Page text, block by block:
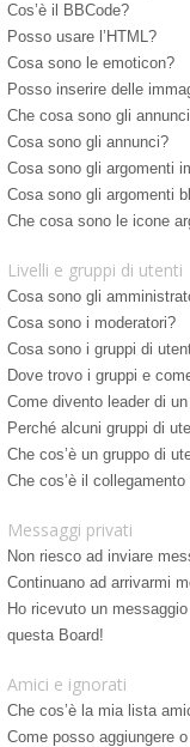
Cos’è il BBCode?
Posso usare l’HTML?
Cosa sono le emoticon?
Posso inserire delle
Che cosa sono gli
Cosa sono gli annunci?
Cosa sono gli argomenti
Cosa sono gli argomenti
Che cosa sono le icone
Livelli e gruppi di utenti
Cosa sono gli
Cosa sono i moderatori?
Cosa sono i gruppi di
Dove trovo i gruppi e
Come divento leader di
Perché alcuni gruppi di
Che cos’è un gruppo di
Che cos’è il collegamento
Messaggi privati
Non riesco ad inviare
Continuano ad arrivarmi
Ho ricevuto un
questa Board!
Amici e ignorati
Che cos’è la mia lista
Come posso aggiungere